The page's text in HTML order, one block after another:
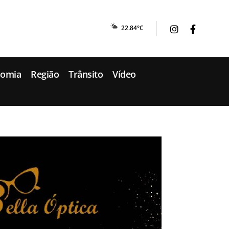
22.84°C
Região Trânsito Vídeo